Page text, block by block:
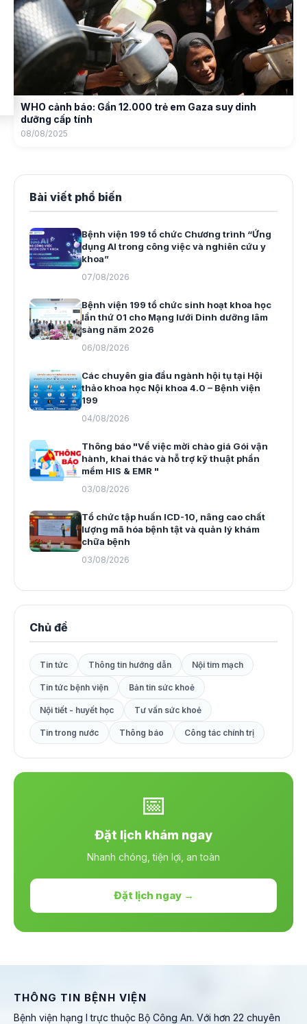
WHO cảnh báo: Gần 12.000 trẻ em Gaza suy dinh
dưỡng cấp tính
08/08/2025
Bài viết phổ biến
Bệnh viện 199 tổ chức Chương trình “Ứng
dụng AI trong công việc và nghiên cứu y
khoa”
07/08/2026
Bệnh viện 199 tổ chức sinh hoạt khoa học
lần thứ 01 cho Mạng lưới Dinh dưỡng lâm
sàng năm 2026
06/08/2026
Các chuyên gia đầu ngành hội tụ tại Hội
thảo khoa học Nội khoa 4.0 – Bệnh viện
199
04/08/2026
Thông báo "Về việc mời chào giá Gói vận
hành, khai thác và hỗ trợ kỹ thuật phần
mềm HIS & EMR "
03/08/2026
Tổ chức tập huấn ICD-10, nâng cao chất
lượng mã hóa bệnh tật và quản lý khám
chữa bệnh
03/08/2026
Chủ đề
Tin tức Thông tin hướng dẫn Nội tim mạch
Tin tức bệnh viện Bản tin sức khoẻ
Nội tiết - huyết học Tư vấn sức khoẻ
Tin trong nước Thông báo Công tác chính trị
📅
Đặt lịch khám ngay
Nhanh chóng, tiện lợi, an toàn
Đặt lịch ngay →
THÔNG TIN BỆNH VIỆN
Bệnh viện hạng I trực thuộc Bộ Công An. Với hơn 22 chuyên